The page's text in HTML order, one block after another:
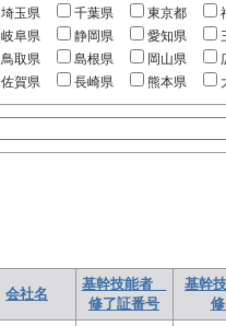
埼玉県
千葉県 東京都
岐阜県
静岡県 愛知県
鳥取県
島根県 岡山県
佐賀県
長崎県 熊本県
会社名
基幹技能者
修了証番号
基幹